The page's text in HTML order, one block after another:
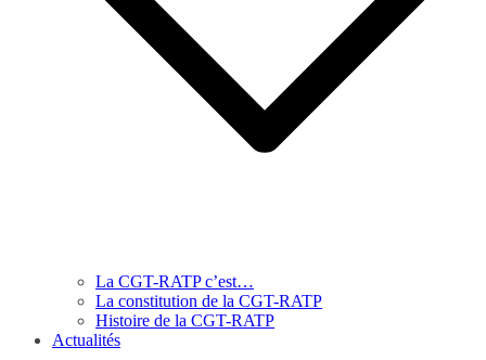
La CGT-RATP c’est…
La constitution de la CGT-RATP
Histoire de la CGT-RATP
Actualités